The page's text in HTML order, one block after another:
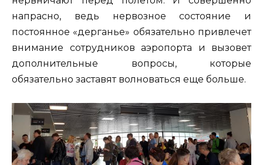
напрасно, ведь нервозное состояние и
постоянное «дерганье» обязательно привлечет
внимание сотрудников аэропорта и вызовет
дополнительные вопросы, которые
обязательно заставят волноваться еще больше.